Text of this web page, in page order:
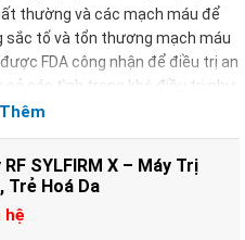
thường và các mạch máu để
tố và tổn thương mạch máu
FDA công nhận để điều trị an
các tình trạng khó điều trị như
RF SYLFIRM X – Máy Trị
Trẻ Hoá Da
hệ